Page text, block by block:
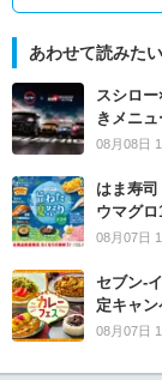
あわせて読みた
スシロ
きメニ
08月08日
はま寿
ウマグ
08月07日
セブン‐
定キャ
08月07日